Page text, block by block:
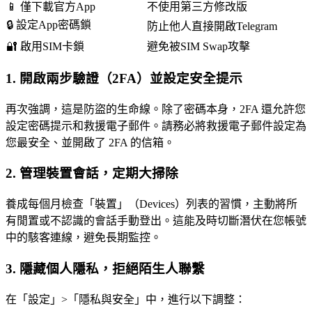
📱 僅下載官方App
不使用第三方修改版
🔒 設定App密碼鎖
防止他人直接開啟Telegram
🔐 啟用SIM卡鎖
避免被SIM Swap攻擊
1. 開啟兩步驗證（2FA）並設定安全提示
再次強調，這是防盜的生命線。除了密碼本身，2FA 還允許您
設定密碼提示和救援電子郵件。請務必將救援電子郵件設定為
您最安全、並開啟了 2FA 的信箱。
2. 管理裝置會話，定期大掃除
養成每個月檢查「裝置」（Devices）列表的習慣，主動將所
有閒置或不認識的會話手動登出。這能及時切斷潛伏在您帳號
中的駭客連線，避免長期監控。
3. 隱藏個人隱私，拒絕陌生人聯繫
在「設定」>「隱私與安全」中，進行以下調整：